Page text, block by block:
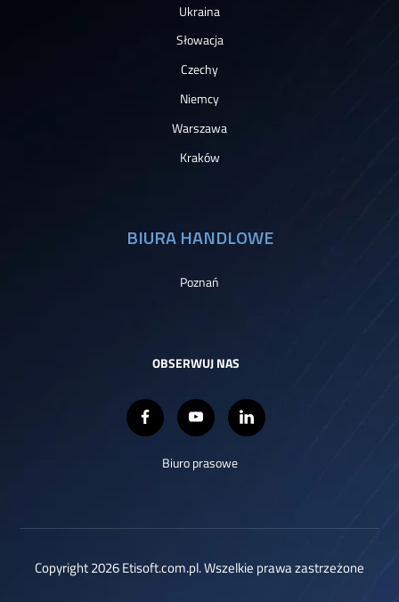
Ukraina
Słowacja
Czechy
Niemcy
Warszawa
Kraków
BIURA HANDLOWE
Poznań
OBSERWUJ NAS
Biuro prasowe
Copyright 2026 Etisoft.com.pl. Wszelkie prawa zastrzeżone